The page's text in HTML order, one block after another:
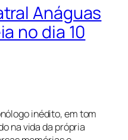
Anáguas
no dia 10
inédito, em tom
na vida da própria